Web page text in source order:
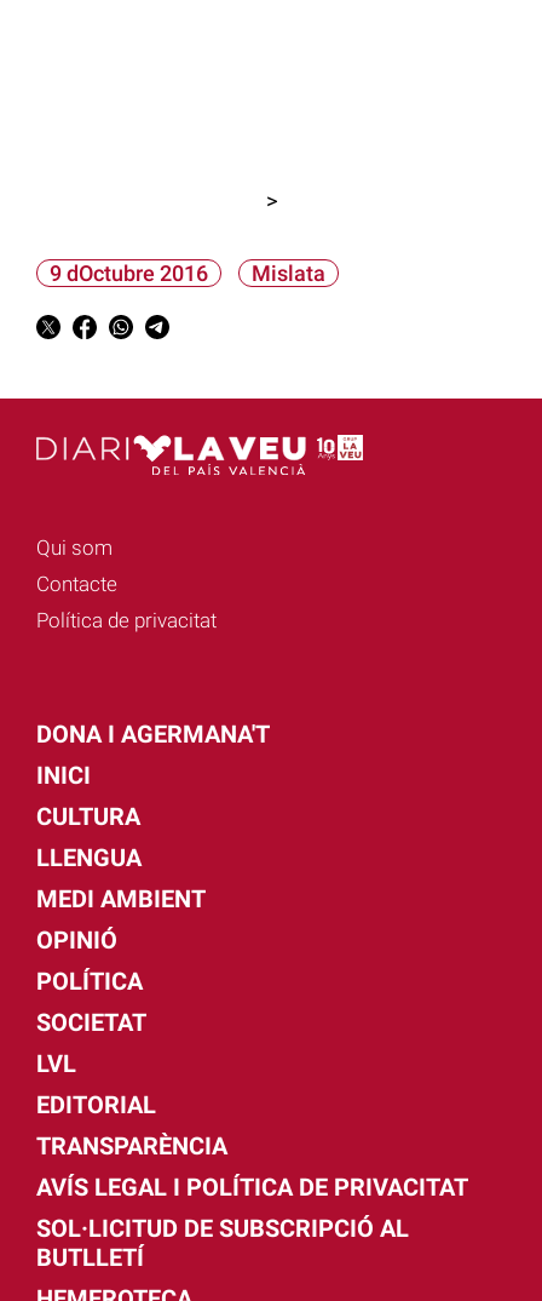
>
9 dOctubre 2016 Mislata
Qui som
Contacte
Política de privacitat
DONA I AGERMANA'T
INICI
CULTURA
LLENGUA
MEDI AMBIENT
OPINIÓ
POLÍTICA
SOCIETAT
LVL
EDITORIAL
TRANSPARÈNCIA
AVÍS LEGAL I POLÍTICA DE PRIVACITAT
SOL·LICITUD DE SUBSCRIPCIÓ AL
BUTLLETÍ